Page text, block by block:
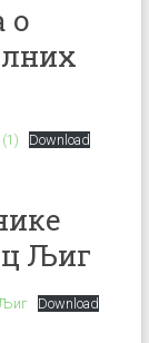
о
Download
Љиг
Љиг Download